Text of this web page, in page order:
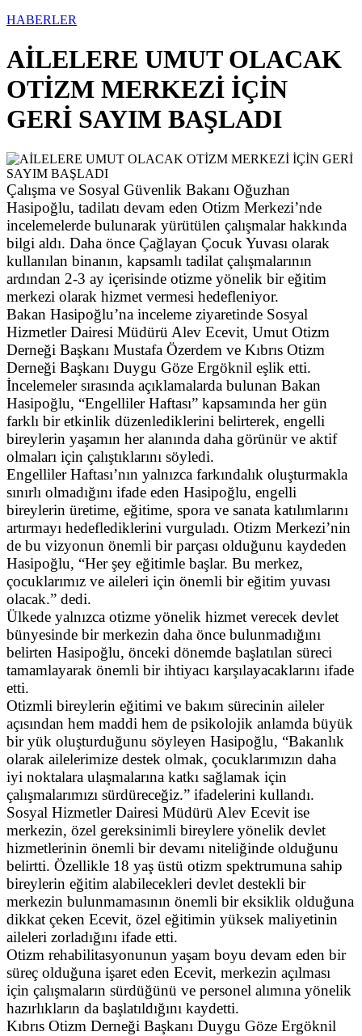
HABERLER
AİLELERE UMUT OLACAK
OTİZM MERKEZİ İÇİN
GERİ SAYIM BAŞLADI
Çalışma ve Sosyal Güvenlik Bakanı Oğuzhan
Hasipoğlu, tadilatı devam eden Otizm Merkezi’nde
incelemelerde bulunarak yürütülen çalışmalar hakkında
bilgi aldı. Daha önce Çağlayan Çocuk Yuvası olarak
kullanılan binanın, kapsamlı tadilat çalışmalarının
ardından 2-3 ay içerisinde otizme yönelik bir eğitim
merkezi olarak hizmet vermesi hedefleniyor.
Bakan Hasipoğlu’na inceleme ziyaretinde Sosyal
Hizmetler Dairesi Müdürü Alev Ecevit, Umut Otizm
Derneği Başkanı Mustafa Özerdem ve Kıbrıs Otizm
Derneği Başkanı Duygu Göze Ergöknil eşlik etti.
İncelemeler sırasında açıklamalarda bulunan Bakan
Hasipoğlu, “Engelliler Haftası” kapsamında her gün
farklı bir etkinlik düzenlediklerini belirterek, engelli
bireylerin yaşamın her alanında daha görünür ve aktif
olmaları için çalıştıklarını söyledi.
Engelliler Haftası’nın yalnızca farkındalık oluşturmakla
sınırlı olmadığını ifade eden Hasipoğlu, engelli
bireylerin üretime, eğitime, spora ve sanata katılımlarını
artırmayı hedeflediklerini vurguladı. Otizm Merkezi’nin
de bu vizyonun önemli bir parçası olduğunu kaydeden
Hasipoğlu, “Her şey eğitimle başlar. Bu merkez,
çocuklarımız ve aileleri için önemli bir eğitim yuvası
olacak.” dedi.
Ülkede yalnızca otizme yönelik hizmet verecek devlet
bünyesinde bir merkezin daha önce bulunmadığını
belirten Hasipoğlu, önceki dönemde başlatılan süreci
tamamlayarak önemli bir ihtiyacı karşılayacaklarını ifade
etti.
Otizmli bireylerin eğitimi ve bakım sürecinin aileler
açısından hem maddi hem de psikolojik anlamda büyük
bir yük oluşturduğunu söyleyen Hasipoğlu, “Bakanlık
olarak ailelerimize destek olmak, çocuklarımızın daha
iyi noktalara ulaşmalarına katkı sağlamak için
çalışmalarımızı sürdüreceğiz.” ifadelerini kullandı.
Sosyal Hizmetler Dairesi Müdürü Alev Ecevit ise
merkezin, özel gereksinimli bireylere yönelik devlet
hizmetlerinin önemli bir devamı niteliğinde olduğunu
belirtti. Özellikle 18 yaş üstü otizm spektrumuna sahip
bireylerin eğitim alabilecekleri devlet destekli bir
merkezin bulunmamasının önemli bir eksiklik olduğuna
dikkat çeken Ecevit, özel eğitimin yüksek maliyetinin
aileleri zorladığını ifade etti.
Otizm rehabilitasyonunun yaşam boyu devam eden bir
süreç olduğuna işaret eden Ecevit, merkezin açılması
için çalışmaların sürdüğünü ve personel alımına yönelik
hazırlıkların da başlatıldığını kaydetti.
Kıbrıs Otizm Derneği Başkanı Duygu Göze Ergöknil